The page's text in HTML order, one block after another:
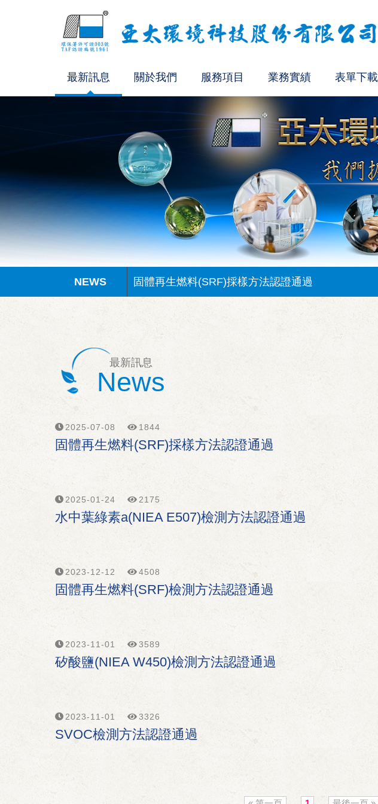
最新訊息 關於我們 服務項目 業務實績 表單下載
SVOC檢測方法認證通過
固體再生燃料(SRF)採樣方法認證通過
水中葉綠素a(NIEA E507)檢測方法認證通過
矽酸鹽(NIEA W450)檢測方法認證通過
SVOC檢測方法認證通過
固體再生燃料(SRF)採樣方法認證通過
最新訊息
News
2025-07-08 1844
固體再生燃料(SRF)採樣方法認證通過
2025-01-24 2175
水中葉綠素a(NIEA E507)檢測方法認證通過
2023-12-12 4508
固體再生燃料(SRF)檢測方法認證通過
2023-11-01 3589
矽酸鹽(NIEA W450)檢測方法認證通過
2023-11-01 3326
SVOC檢測方法認證通過